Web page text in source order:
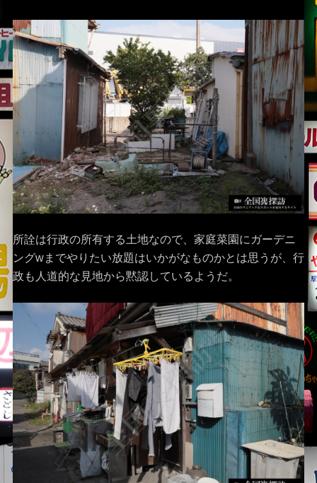
所詮は行政の所有する土地なので、家庭菜園にガーデニ
ングwまでやりたい放題はいかがなものかとは思うが、行
政も人道的な見地から黙認しているようだ。